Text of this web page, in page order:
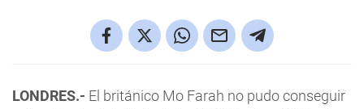
LONDRES.- El británico Mo Farah no pudo conseguir